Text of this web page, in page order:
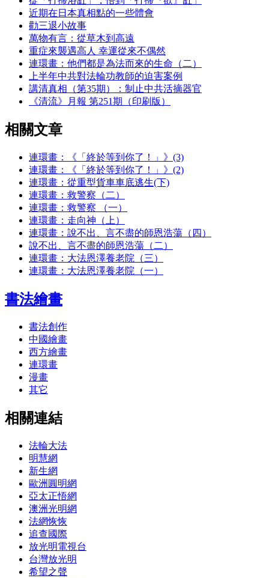
近期在日本真相點的一些體會
勸三退小故事
萬物有言：從草木到高遠
重症來襲遇高人 幸運從來不偶然
連環畫：他們都是為法而來的生命（二）
上半年中共對法輪功教師的迫害案例
講清真相（第35期）：制止中共活摘器官
《清流》月報 第251期（印刷版）
相關文章
連環畫：《「終於等到你了！」》(3)
連環畫：《「終於等到你了！」》(2)
連環畫：從重型貨車車底逃生(下)
連環畫：救警察（二）
連環畫：救警察 （一）
連環畫：走向神（上）
連環畫：說不出、言不盡的師恩浩蕩（四）
說不出、言不盡的師恩浩蕩（二）
連環畫：大法恩澤養老院（三）
連環畫：大法恩澤養老院（一）
書法繪畫
書法創作
中國繪畫
西方繪畫
連環畫
漫畫
其它
相關連結
法輪大法
明慧網
新生網
歐洲圓明網
亞太正悟網
澳洲光明網
法網恢恢
追查國際
放光明電視台
台灣放光明
希望之聲